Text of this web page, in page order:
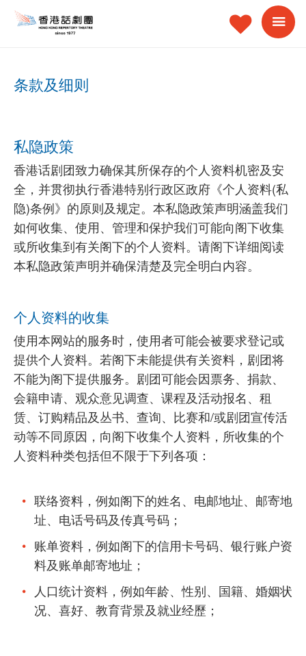
条款及细则
私隐政策
香港话剧团致力确保其所保存的个人资料机密及安
全，并贯彻执行香港特别行政区政府《个人资料(私
隐)条例》的原则及规定。本私隐政策声明涵盖我们
如何收集、使用、管理和保护我们可能向阁下收集
或所收集到有关阁下的个人资料。请阁下详细阅读
本私隐政策声明并确保清楚及完全明白内容。
个人资料的收集
使用本网站的服务时，使用者可能会被要求登记或
提供个人资料。若阁下未能提供有关资料，剧团将
不能为阁下提供服务。剧团可能会因票务、捐款、
会籍申请、观众意见调查、课程及活动报名、租
赁、订购精品及丛书、查询、比赛和/或剧团宣传活
动等不同原因，向阁下收集个人资料，所收集的个
人资料种类包括但不限于下列各项：
联络资料，例如阁下的姓名、电邮地址、邮寄地
址、电话号码及传真号码；
账单资料，例如阁下的信用卡号码、银行账户资
料及账单邮寄地址；
人口统计资料，例如年龄、性别、国籍、婚姻状
况、喜好、教育背景及就业经歷；